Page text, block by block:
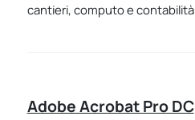
cantieri, computo e contabilità
Adobe Acrobat Pro DC